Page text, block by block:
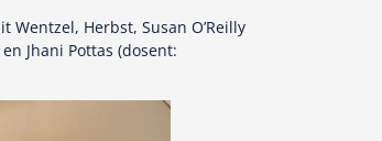
Herbst, Susan O’Reilly
Jhani Pottas (dosent: